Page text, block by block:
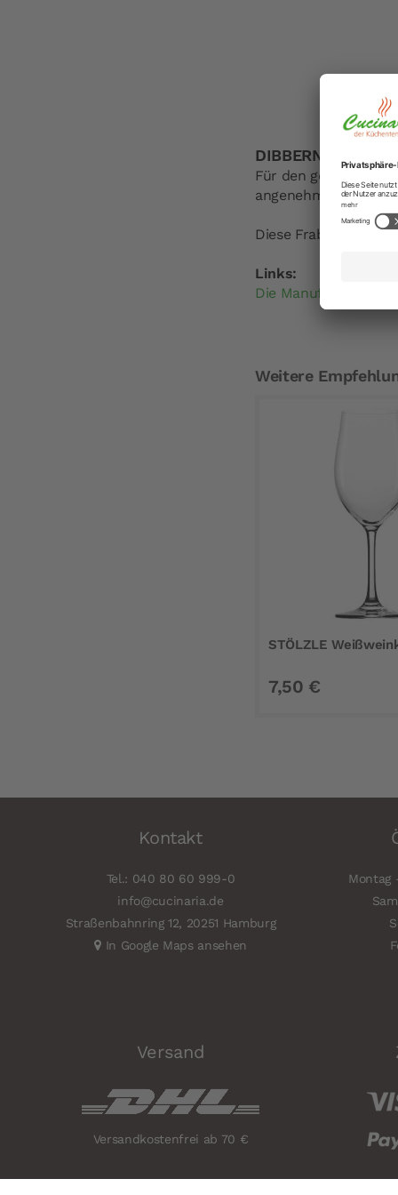
DIBBERN Solid
Für den
angenehm in der
Diese Frabe ist nicht
Links:
Die Manufaktur
Weitere
STÖLZLE
7,50 €
Kontakt
Tel.: 040 80 60 999-0
info@cucinaria.de
Straßenbahnring 12, 20251 Hamburg
In Google Maps ansehen
Montag
Versand
Versandkostenfrei ab 70 €